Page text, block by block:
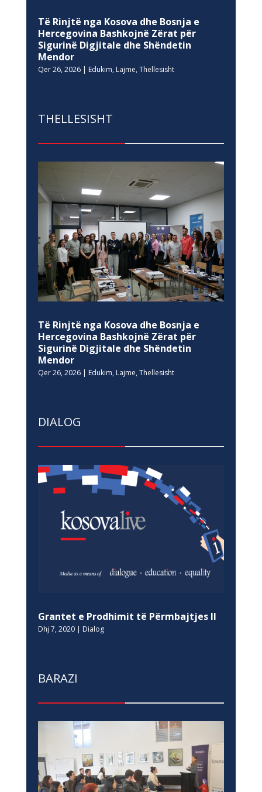
Të Rinjtë nga Kosova dhe Bosnja e
Hercegovina Bashkojnë Zërat për
Sigurinë Digjitale dhe Shëndetin
Mendor
Qer 26, 2026| Edukim, Lajme, Thellesisht
THELLESISHT
Të Rinjtë nga Kosova dhe Bosnja e
Hercegovina Bashkojnë Zërat për
Sigurinë Digjitale dhe Shëndetin
Mendor
Qer 26, 2026| Edukim, Lajme, Thellesisht
DIALOG
Grantet e Prodhimit të Përmbajtjes II
Dhj 7, 2020| Dialog
BARAZI